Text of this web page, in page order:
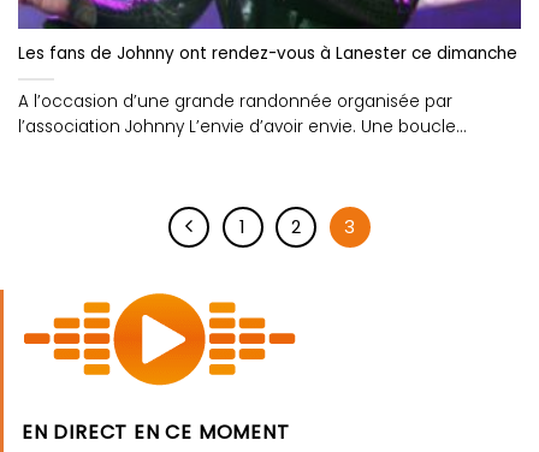
Les fans de Johnny ont rendez-vous à Lanester ce dimanche
A l’occasion d’une grande randonnée organisée par
l’association Johnny L’envie d’avoir envie. Une boucle
1 2 3
EN DIRECT EN CE MOMENT